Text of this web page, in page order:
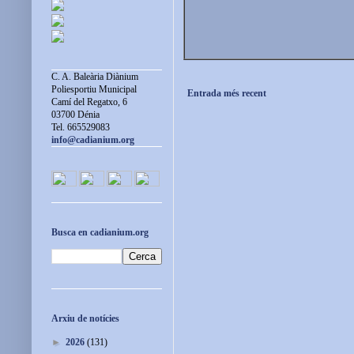
Entrada més recent
C. A. Baleària Diànium
Poliesportiu Municipal
Camí del Regatxo, 6
03700 Dénia
Tel. 665529083
info@cadianium.org
Busca en cadianium.org
Arxiu de notícies
► 2026 (131)